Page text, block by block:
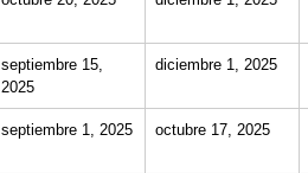
septiembre 15,
2025
diciembre 1, 2025
septiembre 1, 2025 octubre 17, 2025